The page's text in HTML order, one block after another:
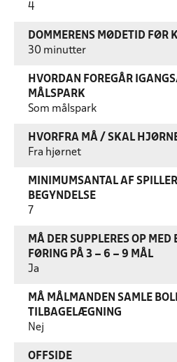
4
DOMMERENS MØDETID FØR
30 minutter
HVORDAN FOREGÅR
MÅLSPARK
Som målspark
HVORFRA MÅ / SKAL
Fra hjørnet
MINIMUMSANTAL AF
BEGYNDELSE
7
MÅ DER SUPPLERES OP MED
FØRING PÅ 3 – 6 – 9 MÅL
Ja
MÅ MÅLMANDEN SAMLE
TILBAGELÆGNING
Nej
OFFSIDE